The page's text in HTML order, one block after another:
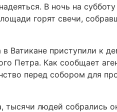
В ночь на
горят свечи,
Ватикане приступили к
Петра. Как сообщает
перед собором для
тысячи людей собрались